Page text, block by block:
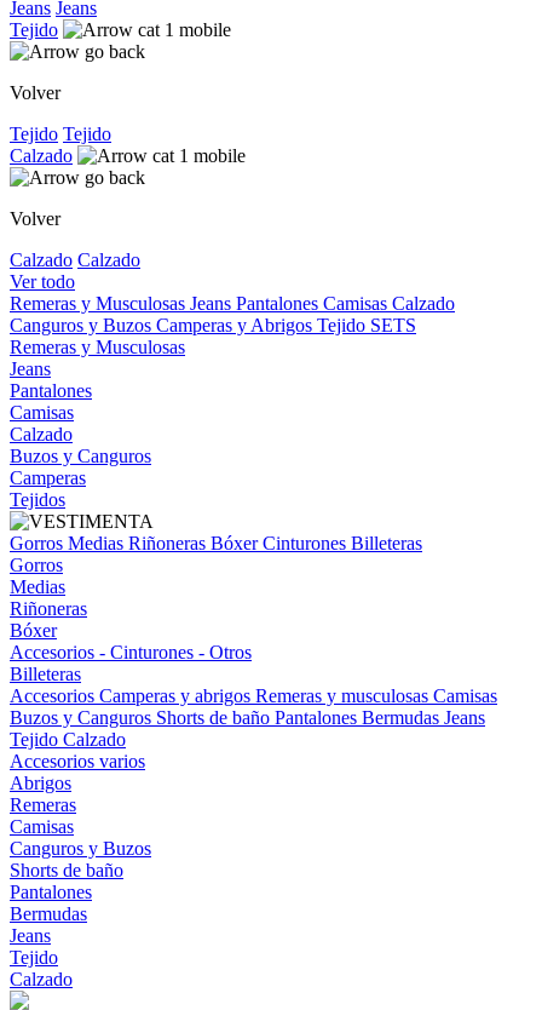
Jeans Jeans
Tejido
Volver
Tejido Tejido
Calzado
Volver
Calzado Calzado
Ver todo
Remeras y Musculosas Jeans Pantalones Camisas Calzado
Canguros y Buzos Camperas y Abrigos Tejido SETS
Remeras y Musculosas
Jeans
Pantalones
Camisas
Calzado
Buzos y Canguros
Camperas
Tejidos
Gorros Medias Riñoneras BóxerCinturones Billeteras
Gorros
Medias
Riñoneras
Bóxer
Accesorios - Cinturones - Otros
Billeteras
Accesorios Camperas y abrigos Remeras y musculosas Camisas
Buzos y Canguros Shorts de baño Pantalones Bermudas Jeans
Tejido Calzado
Accesorios varios
Abrigos
Remeras
Camisas
Canguros y Buzos
Shorts de baño
Pantalones
Bermudas
Jeans
Tejido
Calzado